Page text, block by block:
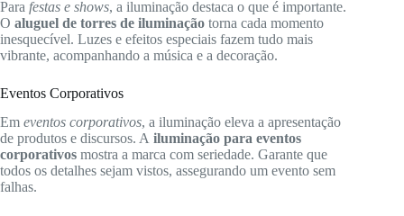
Para festas e shows, a iluminação destaca o que é importante.
O aluguel de torres de iluminação torna cada momento
inesquecível. Luzes e efeitos especiais fazem tudo mais
vibrante, acompanhando a música e a decoração.
Eventos Corporativos
Em eventos corporativos, a iluminação eleva a apresentação
de produtos e discursos. A iluminação para eventos
corporativos mostra a marca com seriedade. Garante que
todos os detalhes sejam vistos, assegurando um evento sem
falhas.